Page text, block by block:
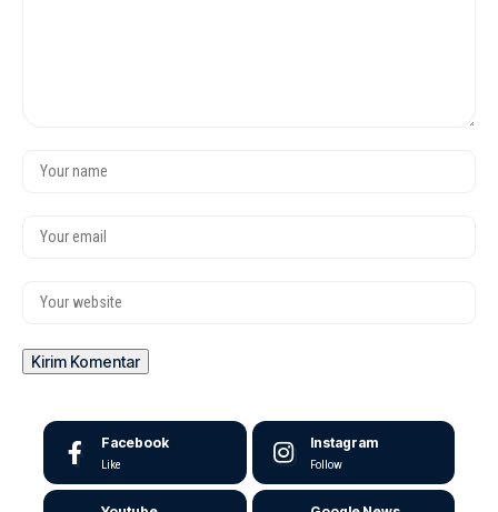
Facebook
Like
Instagram
Follow